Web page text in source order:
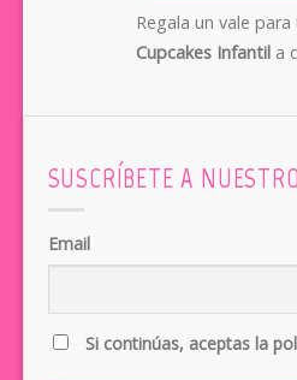
Regala un vale
Cupcakes Infantila
SUSCRÍBETE A
Email
Si continúas, aceptas la